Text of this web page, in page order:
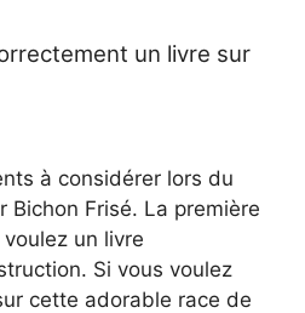
un livre sur
à considérer lors du
Bichon Frisé. La première
un livre
Si vous voulez
cette adorable race de